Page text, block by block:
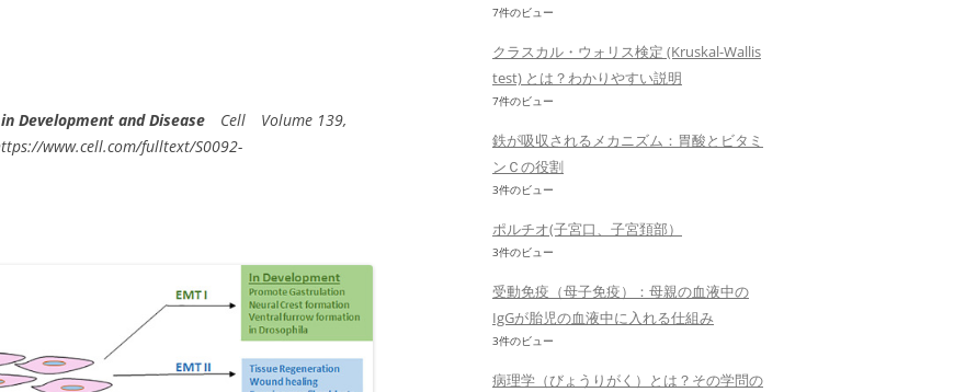
Development and Disease Cell Volume 139,
www.cell.com/fulltext/S0092-
7件のビュー
クラスカル・ウォリス検定 (Kruskal-Wallis
test) とは？わかりやすい説明
7件のビュー
鉄が吸収されるメカニズム：胃酸とビタミ
ンＣの役割
3件のビュー
ポルチオ(子宮口、子宮頚部）
3件のビュー
受動免疫（母子免疫）：母親の血液中の
IgGが胎児の血液中に入れる仕組み
3件のビュー
病理学（びょうりがく）とは？その学問の